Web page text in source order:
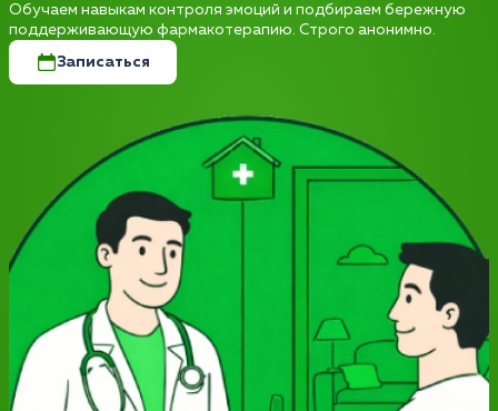
Обучаем навыкам контроля эмоций и подбираем бережную
поддерживающую фармакотерапию. Строго анонимно.
Записаться